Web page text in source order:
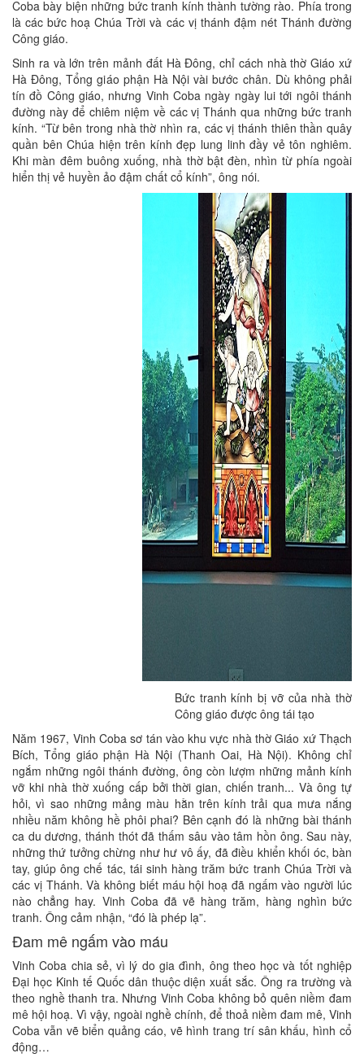
Coba bày biện những bức tranh kính thành tường rào. Phía trong
là các bức hoạ Chúa Trời và các vị thánh đậm nét Thánh đường
Công giáo.
Sinh ra và lớn trên mảnh đất Hà Đông, chỉ cách nhà thờ Giáo xứ
Hà Đông, Tổng giáo phận Hà Nội vài bước chân. Dù không phải
tín đồ Công giáo, nhưng Vinh Coba ngày ngày lui tới ngôi thánh
đường này để chiêm niệm về các vị Thánh qua những bức tranh
kính. “Từ bên trong nhà thờ nhìn ra, các vị thánh thiên thần quây
quần bên Chúa hiện trên kính đẹp lung linh đầy vẻ tôn nghiêm.
Khi màn đêm buông xuống, nhà thờ bật đèn, nhìn từ phía ngoài
hiển thị vẻ huyền ảo đậm chất cổ kính”, ông nói.
Bức tranh kính bị vỡ của nhà thờ
Công giáo được ông tái tạo
Năm 1967, Vinh Coba sơ tán vào khu vực nhà thờ Giáo xứ Thạch
Bích, Tổng giáo phận Hà Nội (Thanh Oai, Hà Nội). Không chỉ
ngắm những ngôi thánh đường, ông còn lượm những mảnh kính
vỡ khi nhà thờ xuống cấp bởi thời gian, chiến tranh... Và ông tự
hỏi, vì sao những mảng màu hằn trên kính trải qua mưa nắng
nhiều năm không hề phôi phai? Bên cạnh đó là những bài thánh
ca du dương, thánh thót đã thấm sâu vào tâm hồn ông. Sau này,
những thứ tưởng chừng như hư vô ấy, đã điều khiển khối óc, bàn
tay, giúp ông chế tác, tái sinh hàng trăm bức tranh Chúa Trời và
các vị Thánh. Và không biết máu hội hoạ đã ngấm vào người lúc
nào chẳng hay. Vinh Coba đã vẽ hàng trăm, hàng nghìn bức
tranh. Ông cảm nhận, “đó là phép lạ”.
Đam mê ngấm vào máu
Vinh Coba chia sẻ, vì lý do gia đình, ông theo học và tốt nghiệp
Đại học Kinh tế Quốc dân thuộc diện xuất sắc. Ông ra trường và
theo nghề thanh tra. Nhưng Vinh Coba không bỏ quên niềm đam
mê hội hoạ. Vì vậy, ngoài nghề chính, để thoả niềm đam mê, Vinh
Coba vẫn vẽ biển quảng cáo, vẽ hình trang trí sân khấu, hình cổ
động…